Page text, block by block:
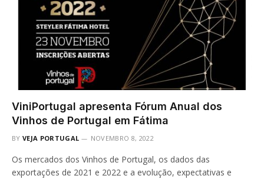
ViniPortugal apresenta Fórum Anual dos
Vinhos de Portugal em Fátima
BY VEJA PORTUGAL NOVEMBRO 8, 2022
Os mercados dos Vinhos de Portugal, os dados das
exportações de 2021 e 2022 e a evolução, expectativas e